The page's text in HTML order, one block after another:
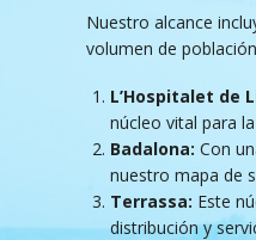
Nuestro alcance
volumen de
L’Hospitalet de
núcleo vital para
Badalona: Con
nuestro mapa de
Terrassa: Este
distribución y